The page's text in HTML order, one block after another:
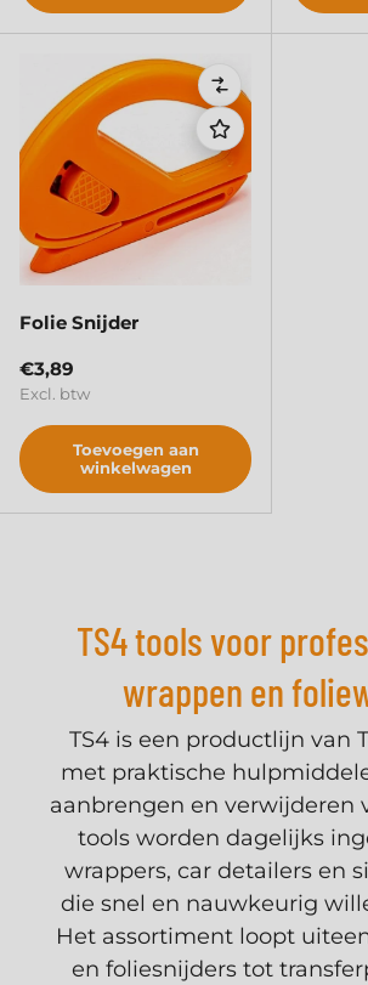
Vergelijken
Folie Snijder
Reguliere prijs
€3,89
Excl. btw
Toevoegen aan
winkelwagen
TS4 tools voor
wrappen en
TS4 is een productlijn van
met praktische
aanbrengen en verwijderen
tools worden dagelijks
wrappers, car detailers en
die snel en nauwkeurig
Het assortiment loopt
en foliesnijders tot
artikelen, aanbiedingen
E-mailadres